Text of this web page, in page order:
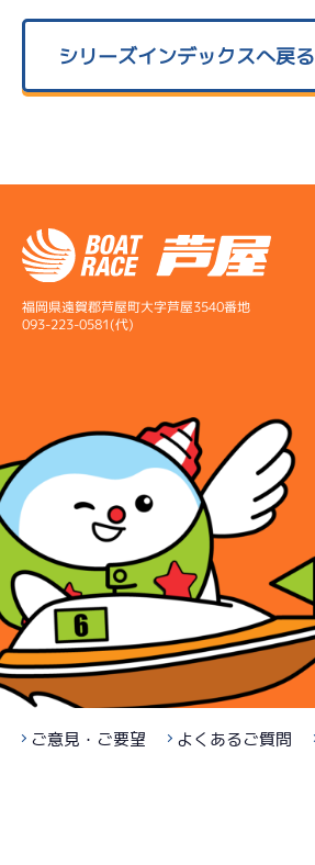
シリーズインデックスへ戻る
福岡県遠賀郡芦屋町大字芦屋3540番地
093-223-0581(代)
ご意見・ご要望 よくあるご質問